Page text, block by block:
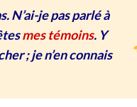
N’ai-​je pas parlé à
mes témoins. Y
; je n’en connais